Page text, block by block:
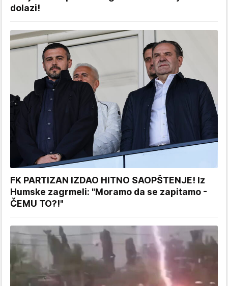
dolazi!
FK PARTIZAN IZDAO HITNO SAOPŠTENJE! Iz
Humske zagrmeli: "Moramo da se zapitamo -
ČEMU TO?!"